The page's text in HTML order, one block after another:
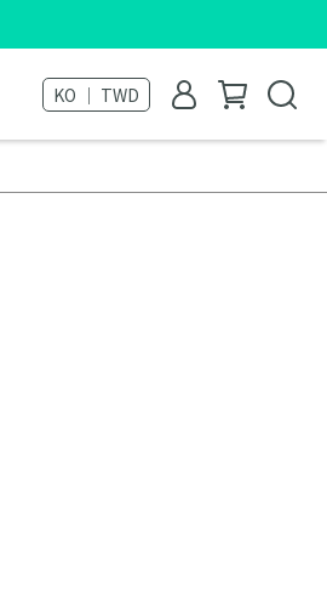
KO ｜ TWD